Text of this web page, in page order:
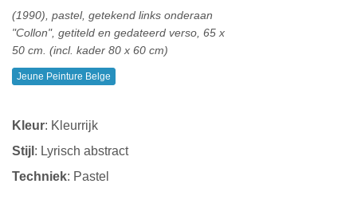
(1990), pastel, getekend links onderaan
"Collon", getiteld en gedateerd verso, 65 x
50 cm. (incl. kader 80 x 60 cm)
Jeune Peinture Belge
Kleur: Kleurrijk
Stijl : Lyrisch abstract
Techniek: Pastel